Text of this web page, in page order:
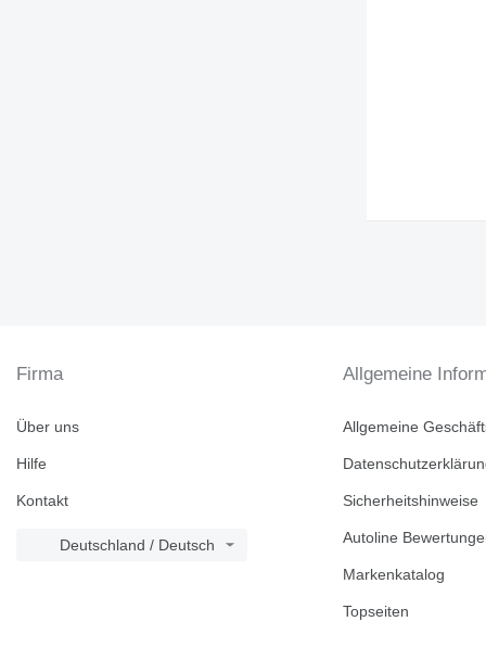
Firma
Über uns
Hilfe
Kontakt
Deutschland / Deutsch
Allgemeine
Allgemeine
Sicherheitshinweise
Autoline
Markenkatalog
Topseiten